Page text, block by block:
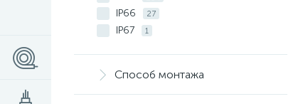
IP66 27
IP67 1
Способ монтажа